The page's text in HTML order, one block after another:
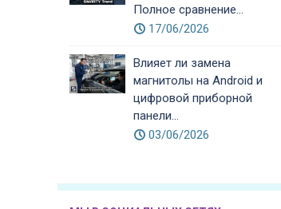
Полное сравнение...
17/06/2026
Влияет ли замена
магнитолы на Android и
цифровой приборной
панели...
03/06/2026